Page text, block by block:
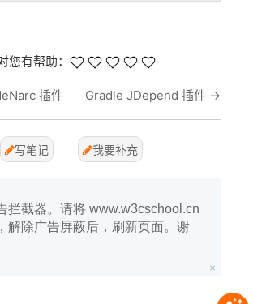
您有帮助：
插件 Gradle JDepend 插件 →
写笔记 我要补充
拦截器。请将 www.w3cschool.cn
解除广告屏蔽后，刷新页面。谢